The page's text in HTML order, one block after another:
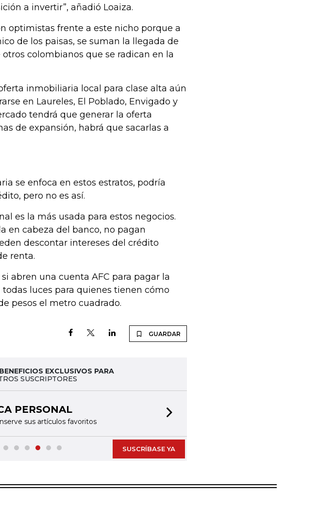
a invertir”, añadió Loaiza.
optimistas frente a este nicho porque a
de los paisas, se suman la llegada de
colombianos que se radican en la
inmobiliaria local para clase alta aún
en Laureles, El Poblado, Envigado y
tendrá que generar la oferta
de expansión, habrá que sacarlas a
se enfoca en estos estratos, podría
pero no es así.
es la más usada para estos negocios.
en cabeza del banco, no pagan
descontar intereses del crédito
renta.
abren una cuenta AFC para pagar la
luces para quienes tienen cómo
pesos el metro cuadrado.
GUARDAR
EXCLUSIVOS PARA
SUSCRIPTORES
PERSONAL
sus artículos favoritos
SUSCRÍBASE YA